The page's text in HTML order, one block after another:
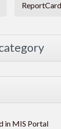
ReportCard
in MIS Portal